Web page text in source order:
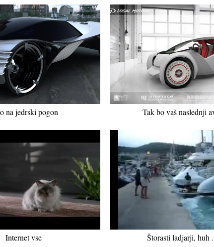
na jedrski pogon Tak bo vaš naslednji
Internet vse Štorasti ladjarji, huh